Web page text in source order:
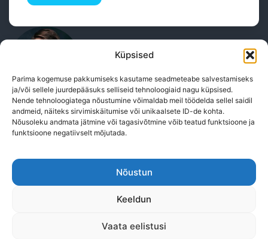
Küpsised
Parima kogemuse pakkumiseks kasutame seadmeteabe salvestamiseks
ja/või sellele juurdepääsuks selliseid tehnoloogiaid nagu küpsised.
Nende tehnoloogiatega nõustumine võimaldab meil töödelda sellel saidil
andmeid, näiteks sirvimiskäitumise või unikaalsete ID-de kohta.
Nõusoleku andmata jätmine või tagasivõtmine võib teatud funktsioone ja
funktsioone negatiivselt mõjutada.
Nõustun
Keeldun
Vaata eelistusi
Martin Esinurm
Tegevjuht
E-post:
martin@nordfinance.ee
Telefon: